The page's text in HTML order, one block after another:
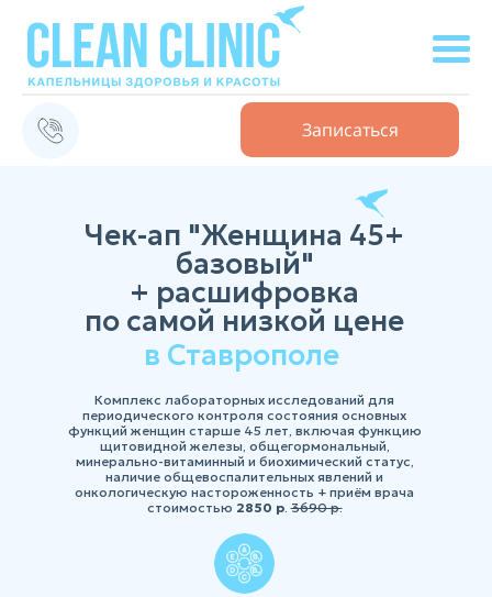
Записаться
Чек-ап "Женщина 45+
базовый"
+ расшифровка
по самой низкой цене
в Ставрополе
Комплекс лабораторных исследований для
периодического контроля состояния основных
функций женщин старше 45 лет, включая функцию
щитовидной железы, общегормональный,
минерально-витаминный и биохимический статус,
наличие общевоспалительных явлений и
онкологическую настороженность + приём врача
стоимостью 2850 р.3690 р.